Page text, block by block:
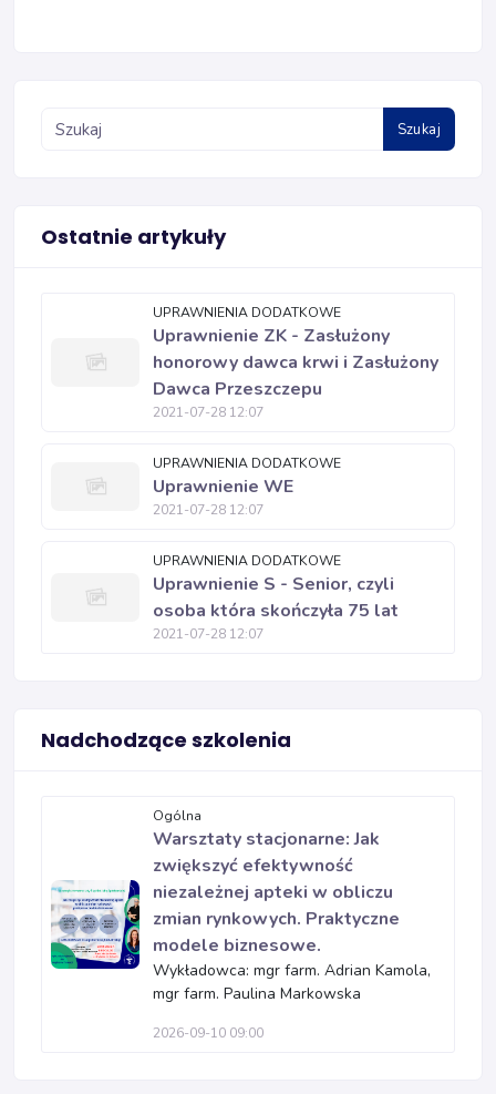
Szukaj
Ostatnie artykuły
UPRAWNIENIA DODATKOWE
Uprawnienie ZK - Zasłużony
honorowy dawca krwi i Zasłużony
Dawca Przeszczepu
2021-07-28 12:07
UPRAWNIENIA DODATKOWE
Uprawnienie WE
2021-07-28 12:07
UPRAWNIENIA DODATKOWE
Uprawnienie S - Senior, czyli
osoba która skończyła 75 lat
2021-07-28 12:07
Nadchodzące szkolenia
Ogólna
Warsztaty stacjonarne: Jak
zwiększyć efektywność
niezależnej apteki w obliczu
zmian rynkowych. Praktyczne
modele biznesowe.
Wykładowca: mgr farm. Adrian Kamola,
mgr farm. Paulina Markowska
2026-09-10 09:00